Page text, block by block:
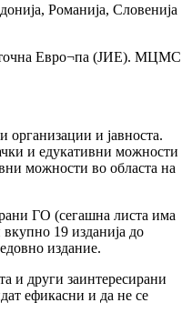
Романија, Словенија
Евро¬па (ЈИЕ). МЦМС
и јавноста.
и едукативни можности
можности во областа на
ГО (сегашна листа има
19 изданија до
издание.
и други заинтересирани
ефикасни и да не се